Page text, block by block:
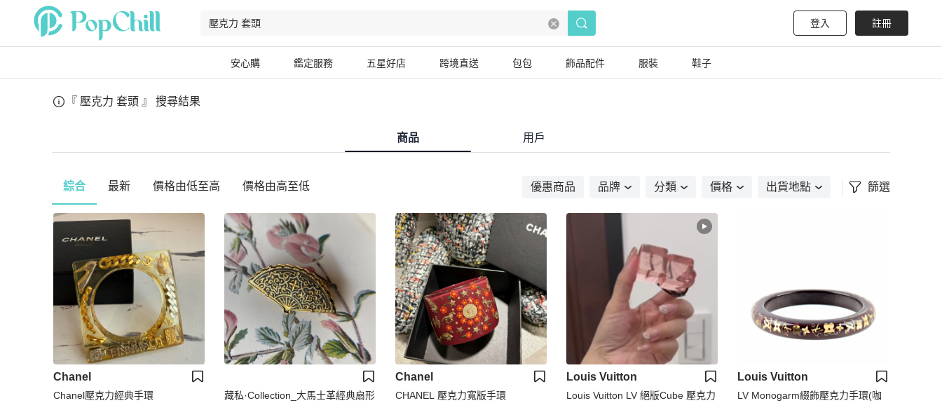
登入 註冊
安心購 鑑定服務 五星好店 跨境直送 包包 飾品配件 服裝 鞋子
『 壓克力 套頭 』 搜尋結果
商品 用戶
綜合 最新 價格由低至高 價格由高至低 優惠商品 品牌 分類 價格 出貨地點 篩選
Chanel
Chanel壓克力經典手環
藏私·Collection_大馬士革經典扇形
Chanel
CHANEL 壓克力寬版手環
Louis Vuitton
Louis Vuitton LV 絕版Cube 壓克力
Louis Vuitton
LV Monogarm綴飾壓克力手環(咖